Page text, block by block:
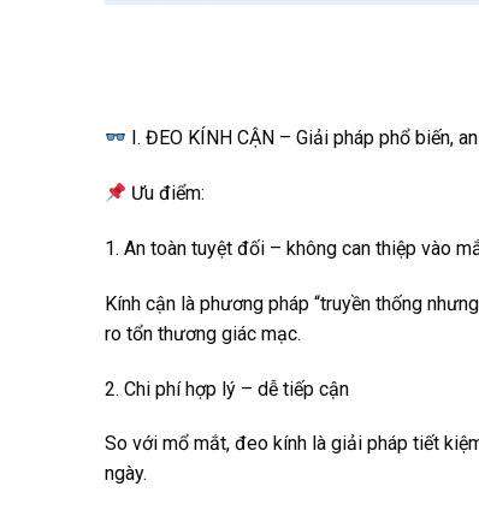
I. ĐEO KÍNH CẬN – Giải pháp phổ biến,
Ưu điểm:
1. An toàn tuyệt đối – không can thiệp vào
Kính cận là phương pháp “truyền thống
ro tổn thương giác mạc.
2. Chi phí hợp lý – dễ tiếp cận
So với mổ mắt, đeo kính là giải pháp tiết
ngày.